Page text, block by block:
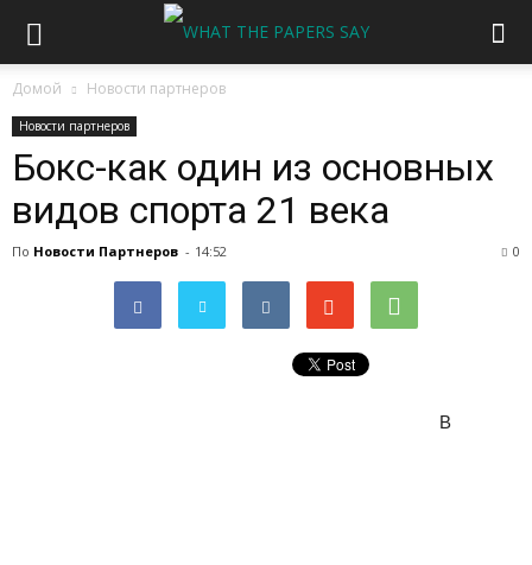
Домой Новости партнеров
Новости партнеров
Бокс-как один из основных
видов спорта 21 века
По Новости Партнеров - 14:52 0
В